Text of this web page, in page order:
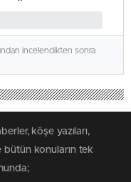
incelendikten sonra
köşe yazıları,
konuların tek